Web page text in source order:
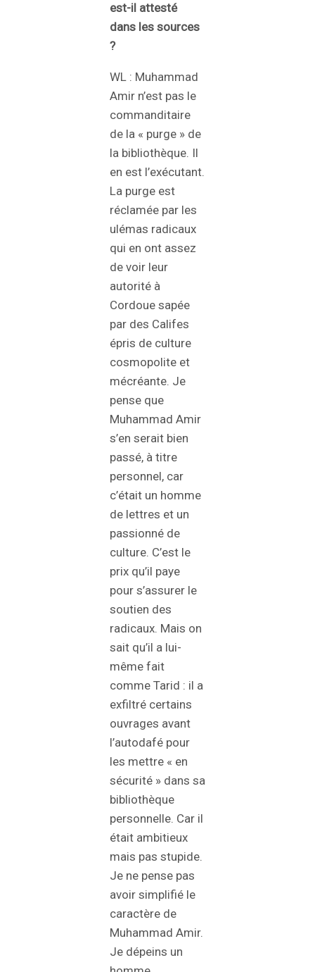
est-il attesté
dans les sources
?
WL : Muhammad
Amir n’est pas le
commanditaire
de la « purge » de
la bibliothèque. Il
en est l’exécutant.
La purge est
réclamée par les
ulémas radicaux
qui en ont assez
de voir leur
autorité à
Cordoue sapée
par des Califes
épris de culture
cosmopolite et
mécréante. Je
pense que
Muhammad Amir
s’en serait bien
passé, à titre
personnel, car
c’était un homme
de lettres et un
passionné de
culture. C’est le
prix qu’il paye
pour s’assurer le
soutien des
radicaux. Mais on
sait qu’il a lui-
même fait
comme Tarid : il a
exfiltré certains
ouvrages avant
l’autodafé pour
les mettre « en
sécurité » dans sa
bibliothèque
personnelle. Car il
était ambitieux
mais pas stupide.
Je ne pense pas
avoir simplifié le
caractère de
Muhammad Amir.
Je dépeins un